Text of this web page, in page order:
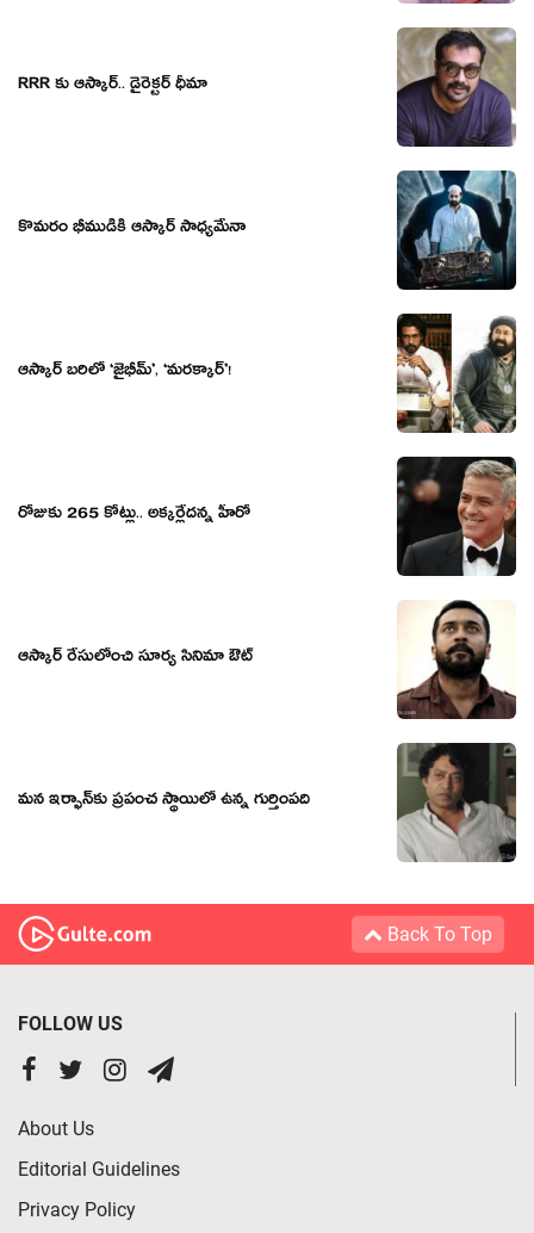
RRR కు ఆస్కార్.. డైరెక్టర్ ధీమా
కొమరం భీముడికి ఆస్కార్ సాధ్యమేనా
ఆస్కార్ బరిలో ‘జైభీమ్’, ‘మరక్కార్’!
రోజుకు 265 కోట్లు.. అక్కర్లేదన్న హీరో
ఆస్కార్ రేసులోంచి సూర్య సినిమా ఔట్
మన ఇర్ఫాన్‌కు ప్రపంచ స్థాయిలో ఉన్న గుర్తింపది
Back To Top
FOLLOW US
About Us
Editorial Guidelines
Privacy Policy